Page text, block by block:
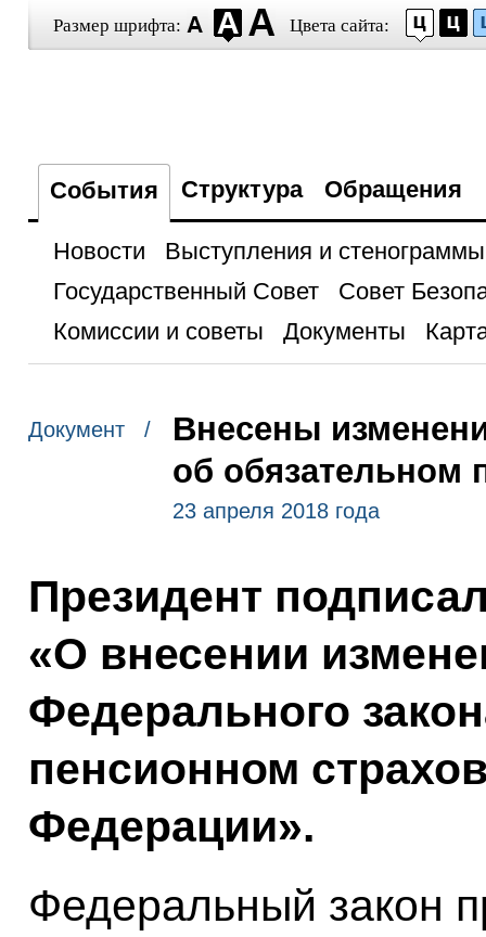
Размер шрифта: Цвета сайта:
События Структура Обращения
Новости
Выступления и стенограммы
Государственный Совет
Совет
Комиссии и советы
Документы
Документ /
Внесены
об обязательном
23 апреля 2018 года
Президент
«О внесении
Федерального
пенсионном
Федерации».
Федеральный закон